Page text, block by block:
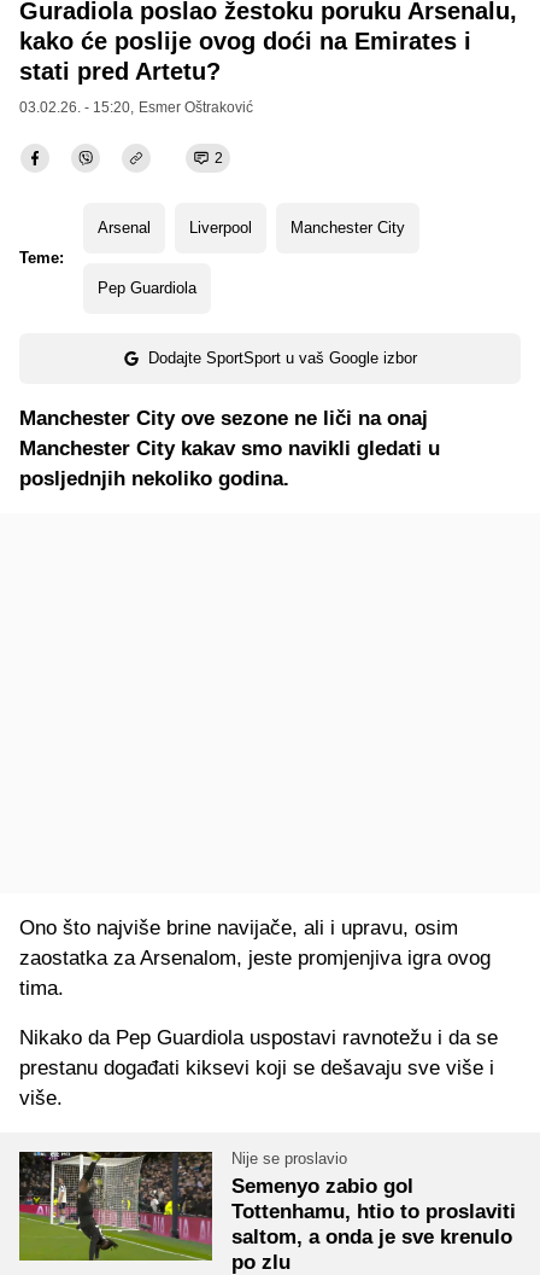
Guradiola poslao žestoku poruku Arsenalu,
kako će poslije ovog doći na Emirates i
stati pred Artetu?
03.02.26. - 15:20, Esmer Oštraković
2
Teme:
Arsenal Liverpool Manchester City
Pep Guardiola
Dodajte SportSport u vaš Google izbor
Manchester City ove sezone ne liči na onaj
Manchester City kakav smo navikli gledati u
posljednjih nekoliko godina.
Ono što najviše brine navijače, ali i upravu, osim
zaostatka za Arsenalom, jeste promjenjiva igra ovog
tima.
Nikako da Pep Guardiola uspostavi ravnotežu i da se
prestanu događati kiksevi koji se dešavaju sve više i
više.
Nije se proslavio
Semenyo zabio gol
Tottenhamu, htio to proslaviti
saltom, a onda je sve krenulo
po zlu